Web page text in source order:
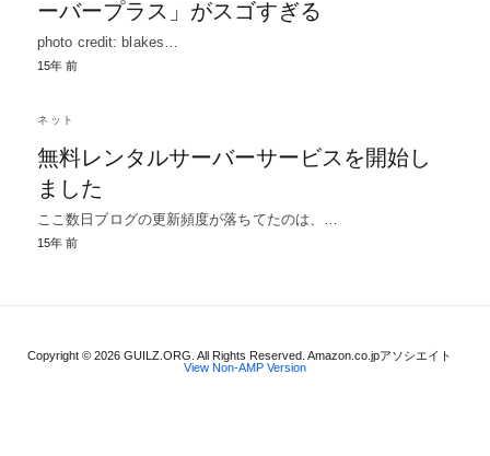
ーバープラス」がスゴすぎる
photo credit: blakes…
15年 前
ネット
無料レンタルサーバーサービスを開始し
ました
ここ数日ブログの更新頻度が落ちてたのは、…
15年 前
Copyright © 2026 GUILZ.ORG. All Rights Reserved. Amazon.co.jpアソシエイト
View Non-AMP Version